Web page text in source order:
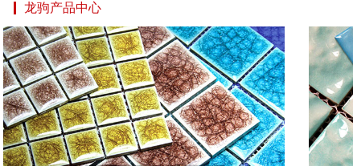
龙驹产品中心